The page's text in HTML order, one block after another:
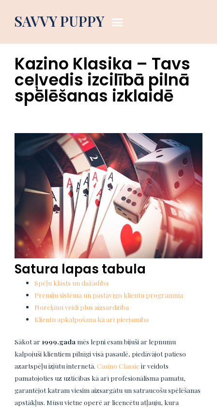
SAVVY PUPPY
Kazino Klasika – Tavs
ceļvedis izcilībā pilnā
spēlēšanas izklaidē
Satura lapas tabula
Spēļu klāsts un dažādība
Prēmiju sistēma un pastāvīgo klientu programma
Norēķinu veidi plus aizsardzība
Klientu apkalpošana kā arī pieejamība
Sākot ar 1999.gada mēs lepni esam bijuši ar lepnumu
kalpojuši klientiem pilnīgi visā pasaulē, piedāvājot patieso
azartspēļu izjūtu internetā. Casino Classicir veidots
pamatojoties uz uzticības kā arī profesionālisma pamatu,
garantējot katram viesim aizsargātu un satraucošu spēlēšanas
apstākļus. Mūsu vietne operē ar licencētu atļauju, kura